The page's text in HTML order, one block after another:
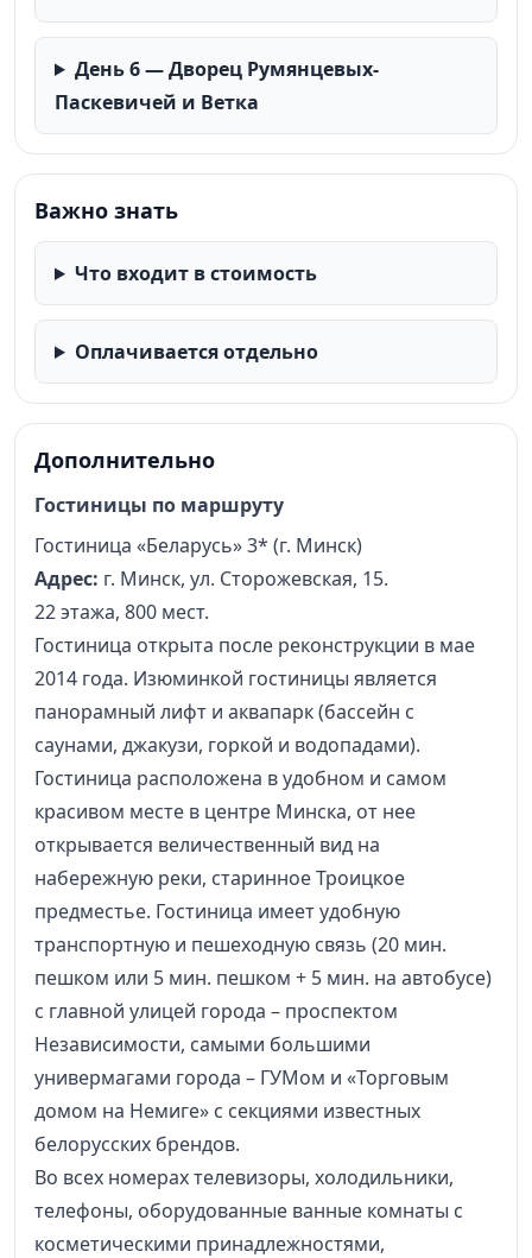
День 6 — Дворец Румянцевых-
Паскевичей и Ветка
Важно знать
Что входит в стоимость
Оплачивается отдельно
Дополнительно
Гостиницы по маршруту
Гостиница «Беларусь» 3* (г. Минск)
Адрес: г. Минск, ул. Сторожевская, 15.
22 этажа, 800 мест.
Гостиница открыта после реконструкции в мае
2014 года. Изюминкой гостиницы является
панорамный лифт и аквапарк (бассейн с
саунами, джакузи, горкой и водопадами).
Гостиница расположена в удобном и самом
красивом месте в центре Минска, от нее
открывается величественный вид на
набережную реки, старинное Троицкое
предместье. Гостиница имеет удобную
транспортную и пешеходную связь (20 мин.
пешком или 5 мин. пешком + 5 мин. на автобусе)
с главной улицей города – проспектом
Независимости, самыми большими
универмагами города – ГУМом и «Торговым
домом на Немиге» с секциями известных
белорусских брендов.
Во всех номерах телевизоры, холодильники,
телефоны, оборудованные ванные комнаты с
косметическими принадлежностями,